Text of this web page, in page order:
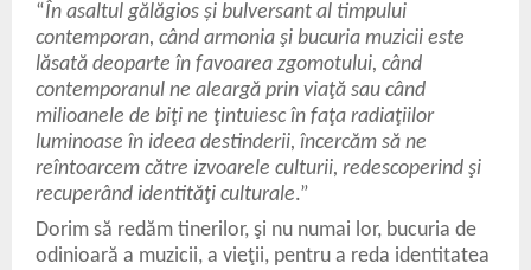
“În asaltul gălăgios și bulversant al timpului
contemporan, când armonia şi bucuria muzicii este
lăsată deoparte în favoarea zgomotului, când
contemporanul ne aleargă prin viaţă sau când
milioanele de biţi ne ţintuiesc în faţa radiaţiilor
luminoase în ideea destinderii, încercăm să ne
reîntoarcem către izvoarele culturii, redescoperind şi
recuperând identităţi culturale.”
Dorim să redăm tinerilor, şi nu numai lor, bucuria de
odinioară a muzicii, a vieţii, pentru a reda identitatea